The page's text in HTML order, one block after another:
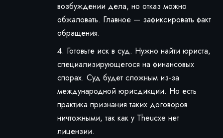
возбуждении дела, но отказ можно
обжаловать. Главное — зафиксировать факт
обращения.
Готовьте иск в суд. Нужно найти юриста,
специализирующегося на финансовых
спорах. Суд будет сложным из-за
международной юрисдикции. Но есть
практика признания таких договоров
ничтожными, так как у Theucxe нет
лицензии.